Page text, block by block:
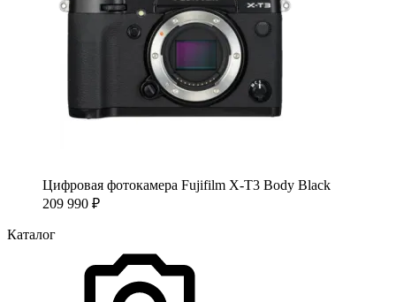
Цифровая фотокамера Fujifilm X-T3 Body Black
209 990 ₽
Каталог